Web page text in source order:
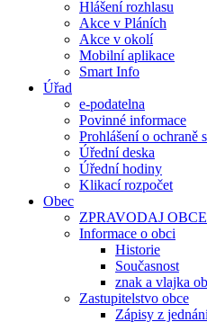
Hlášení rozhlasu
Akce v Pláních
Akce v okolí
Mobilní aplikace
Smart Info
Úřad
e-podatelna
Povinné informace
Prohlášení o ochraně
Úřední deska
Úřední hodiny
Klikací rozpočet
Obec
ZPRAVODAJ OBCE
Informace o obci
Historie
Současnost
znak a vlajka
Zastupitelstvo obce
Zápisy z